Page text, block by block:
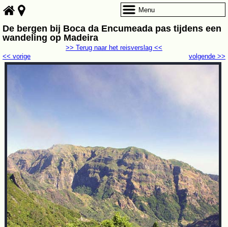
De bergen bij Boca da Encumeada pas tijdens een
wandeling op Madeira
volgende >>
<< vorige
>> Terug naar het reisverslag <<
Menu